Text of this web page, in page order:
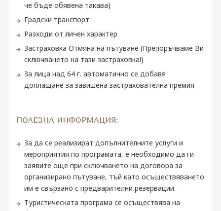
че бъде обявена такава)
Градски транспорт
Разходи от личен характер
Застраховка Отмяна на пътуване (Препоръчваме Ви
сключването на тази застраховка!)
За лица над 64 г. автоматично се добавя
доплащане за завишена застрахователна премия
ПОЛЕЗНА ИНФОРМАЦИЯ:
За да се реализират допълнителните услуги и
мероприятия по програмата, е необходимо да ги
заявите още при сключването на договора за
организирано пътуване, тъй като осъществяването
им е свързано с предварителни резервации.
Туристическата програма се осъществява на